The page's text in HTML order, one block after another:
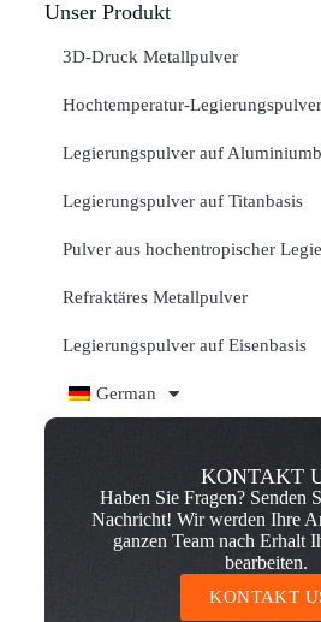
Unser Produkt
3D-Druck Metallpulver
Hochtemperatur-Legierungspulver
Legierungspulver auf
Legierungspulver auf Titanbasis
Pulver aus hochentropischer
Refraktäres Metallpulver
Legierungspulver auf Eisenbasis
German
KONTAKT
Haben Sie Fragen? Senden
Nachricht! Wir werden Ihre
ganzen Team nach Erhalt
bearbeiten.
KONTAKT